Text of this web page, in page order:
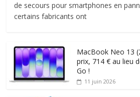
de secours pour smartphones en
certains fabricants ont
MacBook Neo 13
prix, 714 € au lieu
Go !
11 juin 2026